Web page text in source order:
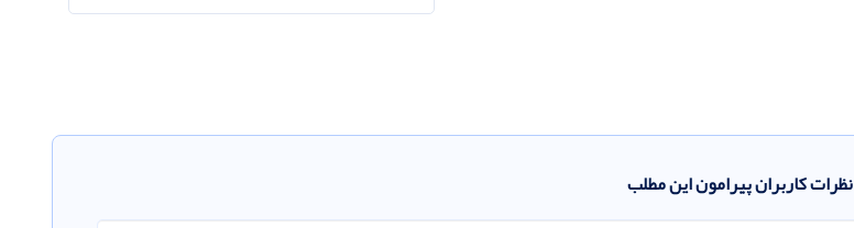
نظرات کاربران پیرامون این مطلب